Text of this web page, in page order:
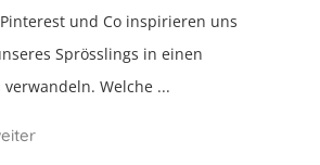
und Co inspirieren uns
Sprösslings in einen
Welche ...